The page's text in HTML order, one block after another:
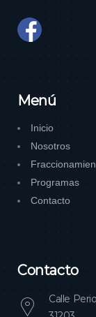
Menú
Inicio
Nosotros
Programas
Contacto
Contacto
Calle